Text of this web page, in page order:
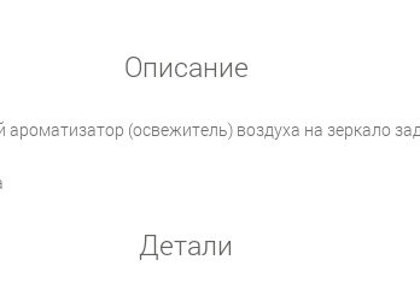
Описание
(освежитель) воздуха на зеркало
Детали